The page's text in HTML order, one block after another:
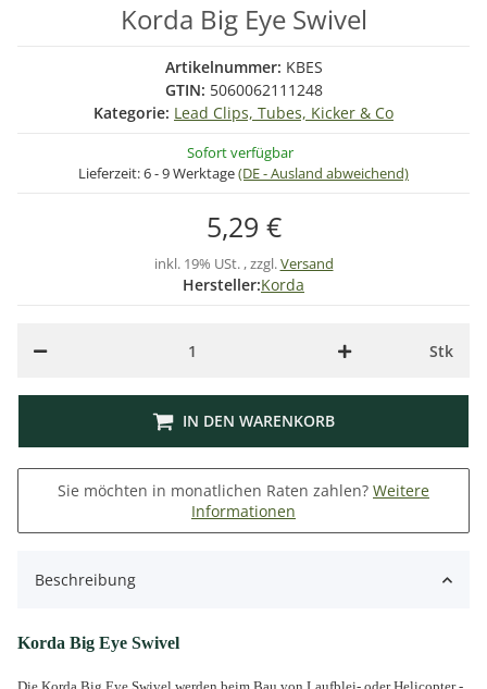
Korda Big Eye Swivel
Artikelnummer: KBES
GTIN: 5060062111248
Kategorie: Lead Clips, Tubes, Kicker & Co
Sofort verfügbar
Lieferzeit:6 - 9 Werktage(DE - Ausland abweichend)
5,29 €
inkl. 19% USt. , zzgl.Versand
Hersteller:Korda
Stk
IN DEN WARENKORB
Sie möchten in monatlichen Raten zahlen? Weitere
Informationen
Beschreibung
Korda Big Eye Swivel